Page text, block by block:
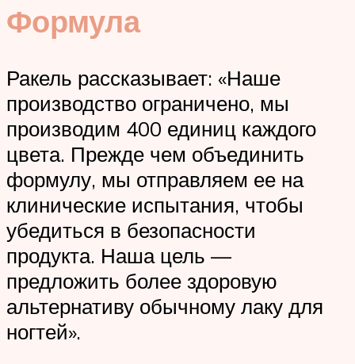
Формула
Ракель рассказывает: «Наше
производство ограничено, мы
производим 400 единиц каждого
цвета. Прежде чем объединить
формулу, мы отправляем ее на
клинические испытания, чтобы
убедиться в безопасности
продукта. Наша цель —
предложить более здоровую
альтернативу обычному лаку для
ногтей».